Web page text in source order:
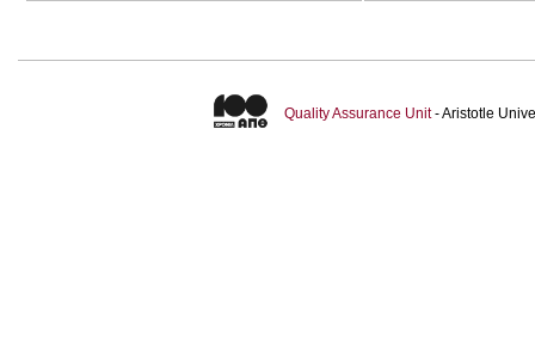
Quality Assurance Unit- Aristotle